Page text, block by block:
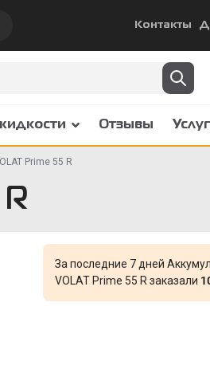
Контакты
Отзывы
Prime 55 R
За последние 7 дней
VOLAT Prime 55 R заказали